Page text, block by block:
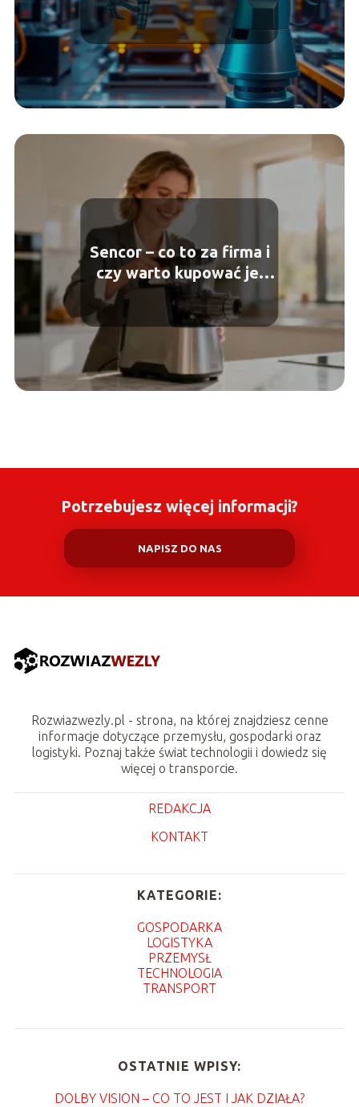
procesy produkcyjne?
Sencor – co to za firma i
czy warto kupować jej
sprzęt?
Potrzebujesz więcej informacji?
NAPISZ DO NAS
Rozwiazwezly.pl - strona, na której znajdziesz cenne
informacje dotyczące przemysłu, gospodarki oraz
logistyki. Poznaj także świat technologii i dowiedz się
więcej o transporcie.
REDAKCJA
KONTAKT
KATEGORIE:
GOSPODARKA
LOGISTYKA
PRZEMYSŁ
TECHNOLOGIA
TRANSPORT
OSTATNIE WPISY:
DOLBY VISION – CO TO JEST I JAK DZIAŁA?